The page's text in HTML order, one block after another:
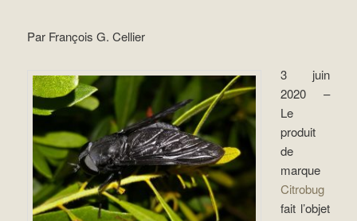
Par François G. Cellier
3 juin
2020 –
Le
produit
de
marque
Citrobug
fait l’objet